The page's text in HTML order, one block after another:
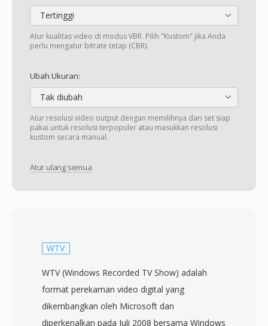
Tertinggi
Atur kualitas video di modus VBR. Pilih "Kustom" jika Anda
perlu mengatur bitrate tetap (CBR).
Ubah Ukuran:
Tak diubah
Atur resolusi video output dengan memilihnya dari set siap
pakai untuk resolusi terpopuler atau masukkan resolusi
kustom secara manual.
Atur ulang semua
WTV
WTV (Windows Recorded TV Show) adalah
format perekaman video digital yang
dikembangkan oleh Microsoft dan
diperkenalkan pada Juli 2008 bersama Windows